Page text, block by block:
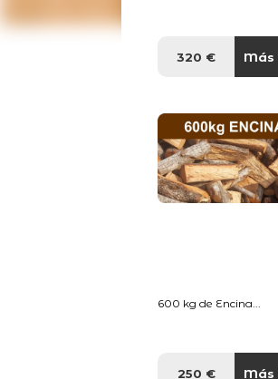
320 € Más
600 kg de Encina...
250 € Más